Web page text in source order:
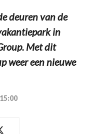
deuren van de
in
Met dit
weer een nieuwe